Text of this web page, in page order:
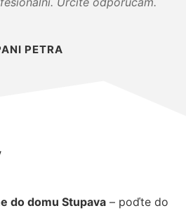
PETRA
do domu Stupava – poďte do